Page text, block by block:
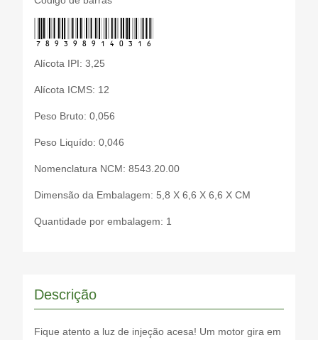
7893989140316
Alícota IPI: 3,25
Alícota ICMS: 12
Peso Bruto: 0,056
Peso Liquído: 0,046
Nomenclatura NCM: 8543.20.00
Dimensão da Embalagem: 5,8 X 6,6 X 6,6 X CM
Quantidade por embalagem: 1
Descrição
Fique atento a luz de injeção acesa! Um motor gira em